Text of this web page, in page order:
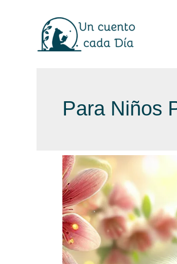
Para Niños